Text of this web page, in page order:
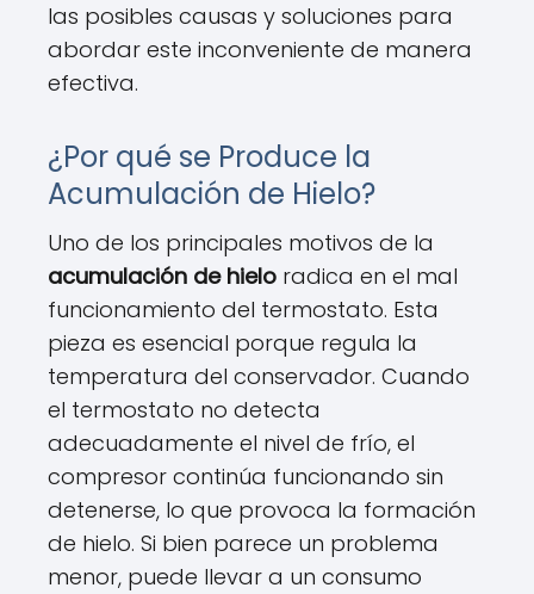
las posibles causas y soluciones para
abordar este inconveniente de manera
efectiva.
¿Por qué se Produce la
Acumulación de Hielo?
Uno de los principales motivos de la
acumulación de hielo radica en el mal
funcionamiento del termostato. Esta
pieza es esencial porque regula la
temperatura del conservador. Cuando
el termostato no detecta
adecuadamente el nivel de frío, el
compresor continúa funcionando sin
detenerse, lo que provoca la formación
de hielo. Si bien parece un problema
menor, puede llevar a un consumo